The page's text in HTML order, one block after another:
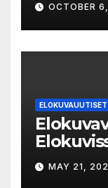
OCTOBER
ELOKUVAUUTISET
vuonna
ympäri
MAY 21,